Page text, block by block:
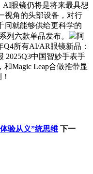
AI眼镜仍将是将来最具想
视角的头部设备，对行
问就能够供给更科学的
列六款单品发布。
阿
所有AI/AR眼镜新品：
2025Q3中国智妙手表手
Magic Leap合做推带显
验从义”统思维 下一